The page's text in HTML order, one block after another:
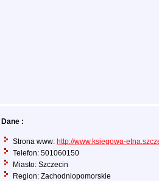
Dane :
Strona www: http://www.ksiegowa-
Telefon: 501060150
Miasto: Szczecin
Region: Zachodniopomorskie